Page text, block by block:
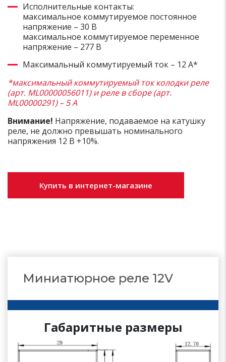
Исполнительные контакты:
максимальное коммутируемое постоянное
напряжение – 30 В
максимальное коммутируемое переменное
напряжение – 277 В
Максимальный коммутируемый ток – 12 А*
*максимальный коммутируемый ток колодки реле
(арт. ML00000056011) и реле в сборе (арт.
ML00000291) – 5 А
Внимание! Напряжение, подаваемое на катушку
реле, не должно превышать номинального
напряжения 12 В +10%.
Купить в интернет-магазине
Миниатюрное реле 12V
Габаритные размеры